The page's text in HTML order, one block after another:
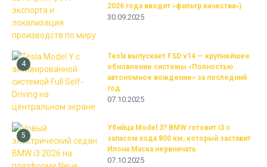
2026 года вводит «фильтр качества»)
30.09.2025
4
Tesla выпускает FSD v14 — крупнейшее
обновление системы «Полностью
автономное вождение» за последний
год
07.10.2025
5
Убийца Model 3? BMW готовит i3 с
запасом хода 800 км, который заставит
Илона Маска нервничать
07.10.2025